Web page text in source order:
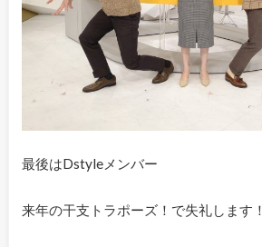
最後はDstyleメンバー
来年の干支トラポーズ！で失礼します！